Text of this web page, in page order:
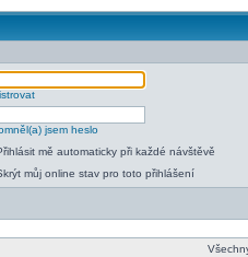
jsem heslo
mě automaticky při každé návštěvě
můj online stav pro toto přihlášení